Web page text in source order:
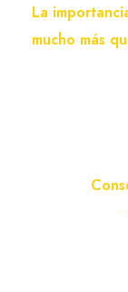
La
mucho más